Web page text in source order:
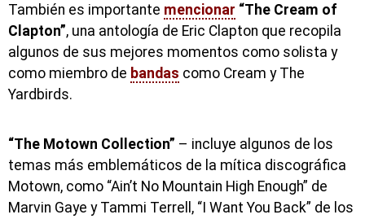
También es importante mencionar “The Cream of
Clapton”, una antología de Eric Clapton que recopila
algunos de sus mejores momentos como solista y
como miembro de bandas como Cream y The
Yardbirds.
“The Motown Collection” – incluye algunos de los
temas más emblemáticos de la mítica discográfica
Motown, como “Ain’t No Mountain High Enough” de
Marvin Gaye y Tammi Terrell, “I Want You Back” de los